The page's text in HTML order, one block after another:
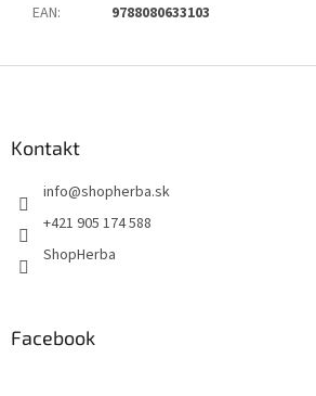
EAN: 9788080633103
Kontakt
info@shopherba.sk
+421 905 174 588
ShopHerba
Facebook